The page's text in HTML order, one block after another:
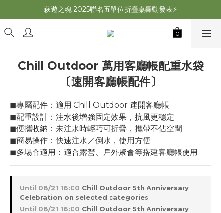
萩遊之魂 2025聯名五單位折疊桌轟動發表⚡️
萩遊之魂 2025聯名五單位折疊桌轟動發表⚡️
萩夜星空速開帳 夏露速搭×超通風🌌
萩遊之魂 2025聯名五單位折疊桌轟動發表⚡️
Chill Outdoor 萬用客廳帳配重水袋
〔速開客廳帳配件〕
◼︎專屬配件：適用 Chill Outdoor 速開客廳帳
◼︎配重設計：注水後增強固定效果，抗風更穩定
◼︎便攜收納：未注水時輕巧可折疊，攜帶不佔空間
◼︎簡易操作：快速注水／倒水，使用方便
◼︎多場合適用：適合露營、戶外聚會等搭建客廳帳使用
Until 08/21 16:00 Chill Outdoor 5th Anniversary
Celebration on selected categories
Until 08/21 16:00 Chill Outdoor 5th Anniversary